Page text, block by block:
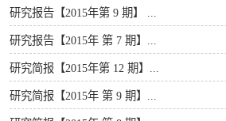
研究报告【2015年第 9 期】 ...
研究报告【2015年 第 7 期】...
研究简报【2015年第 12 期】...
研究简报【2015年 第 9 期】...